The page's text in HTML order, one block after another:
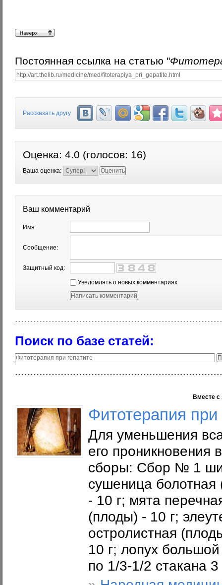
Постоянная ссылка на статью "
Рассказать другу
Оценка: 4.0 (голосов: 16)
Ваша оценка:
Ваш комментарий
Имя:
Сообщение:
Защитный код:
Уведомлять о новых комментариях
Поиск по базе статей:
Вместе с
Фитотерапия при
Для уменьшения
его проникновения
сборы: Сбор № 1
сушеница болотная
- 10 г; мята
(плоды) - 10 г;
остролистная
10 г; лопух
по 1/3-1/2 стакана